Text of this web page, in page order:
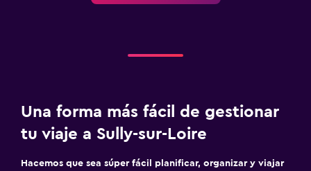
Una forma más fácil de gestionar
tu viaje a Sully-sur-Loire
Hacemos que sea súper fácil planificar, organizar y viajar